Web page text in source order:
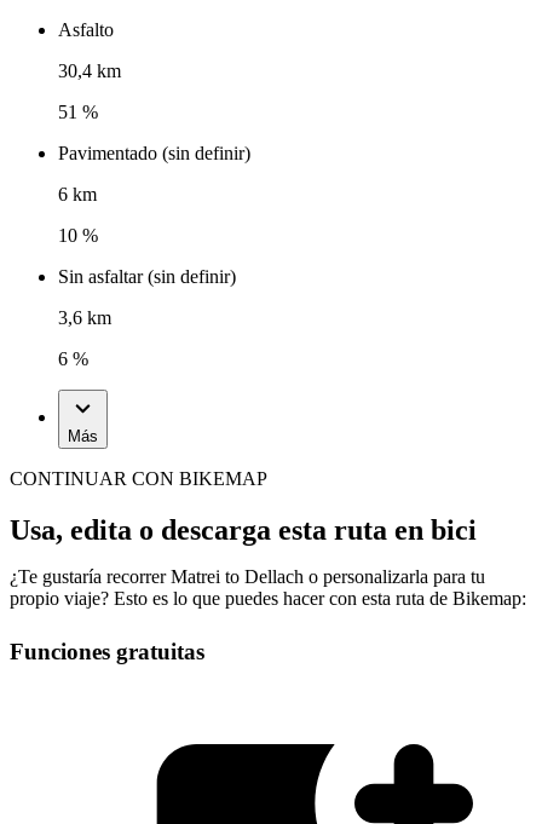
Asfalto
30,4 km
51 %
Pavimentado (sin definir)
6 km
10 %
Sin asfaltar (sin definir)
3,6 km
6 %
Más
CONTINUAR CON BIKEMAP
Usa, edita o descarga esta ruta en bici
¿Te gustaría recorrer Matrei to Dellach o personalizarla para tu
propio viaje? Esto es lo que puedes hacer con esta ruta de Bikemap:
Funciones gratuitas